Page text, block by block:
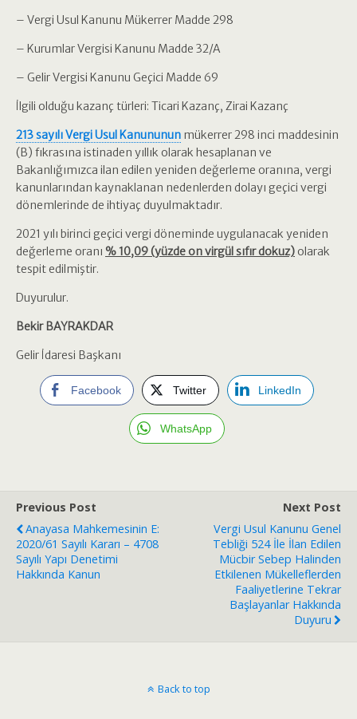
– Vergi Usul Kanunu Mükerrer Madde 298
– Kurumlar Vergisi Kanunu Madde 32/A
– Gelir Vergisi Kanunu Geçici Madde 69
İlgili olduğu kazanç türleri: Ticari Kazanç, Zirai Kazanç
213 sayılı Vergi Usul Kanununun mükerrer 298 inci maddesinin
(B) fıkrasına istinaden yıllık olarak hesaplanan ve
Bakanlığımızca ilan edilen yeniden değerleme oranına, vergi
kanunlarından kaynaklanan nedenlerden dolayı geçici vergi
dönemlerinde de ihtiyaç duyulmaktadır.
2021 yılı birinci geçici vergi döneminde uygulanacak yeniden
değerleme oranı % 10,09 (yüzde on virgül sıfır dokuz) olarak
tespit edilmiştir.
Duyurulur.
Bekir BAYRAKDAR
Gelir İdaresi Başkanı
Facebook Twitter LinkedIn
WhatsApp
Previous Post
Anayasa Mahkemesinin E:
2020/61 Sayılı Kararı – 4708
Sayılı Yapı Denetimi
Hakkında Kanun
Next Post
Vergi Usul Kanunu Genel
Tebliği 524 İle İlan Edilen
Mücbir Sebep Halinden
Etkilenen Mükelleflerden
Faaliyetlerine Tekrar
Başlayanlar Hakkında
Duyuru
Back to top